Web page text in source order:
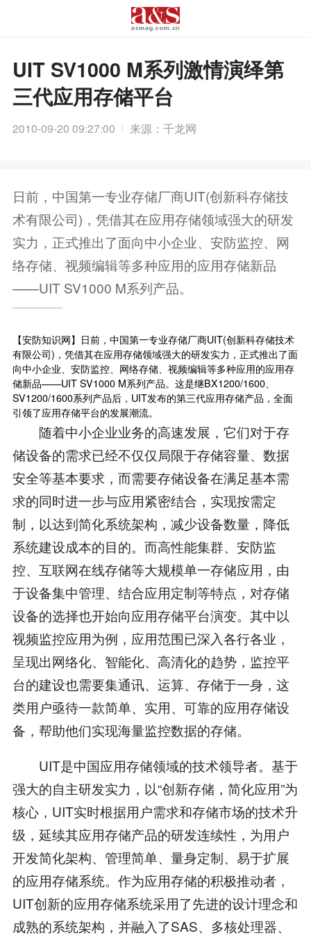
UIT SV1000 M系列激情演绎第
三代应用存储平台
2010-09-20 09:27:00 来源：千龙网
日前，中国第一专业存储厂商UIT(创新科存储技
术有限公司)，凭借其在应用存储领域强大的研发
实力，正式推出了面向中小企业、安防监控、网
络存储、视频编辑等多种应用的应用存储新品
——UIT SV1000 M系列产品。
【安防知识网】日前，中国第一专业存储厂商UIT(创新科存储技术
有限公司)，凭借其在应用存储领域强大的研发实力，正式推出了面
向中小企业、安防监控、网络存储、视频编辑等多种应用的应用存
储新品——UIT SV1000 M系列产品。这是继BX1200/1600、
SV1200/1600系列产品后，UIT发布的第三代应用存储产品，全面
引领了应用存储平台的发展潮流。
随着中小企业业务的高速发展，它们对于存
储设备的需求已经不仅仅局限于存储容量、数据
安全等基本要求，而需要存储设备在满足基本需
求的同时进一步与应用紧密结合，实现按需定
制，以达到简化系统架构，减少设备数量，降低
系统建设成本的目的。而高性能集群、安防监
控、互联网在线存储等大规模单一存储应用，由
于设备集中管理、结合应用定制等特点，对存储
设备的选择也开始向应用存储平台演变。其中以
视频监控应用为例，应用范围已深入各行各业，
呈现出网络化、智能化、高清化的趋势，监控平
台的建设也需要集通讯、运算、存储于一身，这
类用户亟待一款简单、实用、可靠的应用存储设
备，帮助他们实现海量监控数据的存储。
UIT是中国应用存储领域的技术领导者。基于
强大的自主研发实力，以“创新存储，简化应用”为
核心，UIT实时根据用户需求和存储市场的技术升
级，延续其应用存储产品的研发连续性，为用户
开发简化架构、管理简单、量身定制、易于扩展
的应用存储系统。作为应用存储的积极推动者，
UIT创新的应用存储系统采用了先进的设计理念和
成熟的系统架构，并融入了SAS、多核处理器、